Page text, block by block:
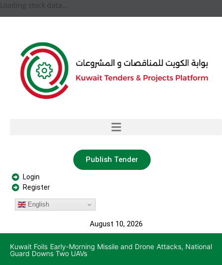
Loading stock data...
Publish Tender
Login
Register
English
August 10, 2026
Kuwait Foils Early-Morning Missile and Drone Attacks, National
Guard Downs Two UAVs